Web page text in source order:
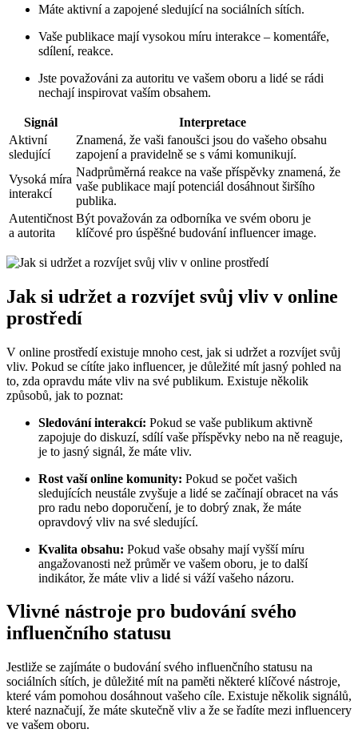
Máte aktivní a zapojené sledující na sociálních sítích.
Vaše publikace mají vysokou míru interakce – komentáře,
sdílení, reakce.
Jste považováni za autoritu ve vašem oboru a lidé se rádi
nechají inspirovat vaším obsahem.
Signál
Interpretace
Aktivní
sledující
Znamená, že vaši fanoušci jsou do vašeho obsahu
zapojení a pravidelně se s vámi komunikují.
Vysoká míra
interakcí
Nadprůměrná reakce na vaše příspěvky znamená, že
vaše publikace mají potenciál dosáhnout širšího
publika.
Autentičnost
a autorita
Být považován za odborníka ve svém oboru je
klíčové pro úspěšné budování influencer image.
Jak si udržet a rozvíjet svůj vliv v online
prostředí
V online prostředí existuje mnoho cest, jak si udržet a rozvíjet svůj
vliv. Pokud se cítíte jako influencer, je důležité mít jasný pohled na
to, zda opravdu máte vliv na své publikum. Existuje několik
způsobů, jak to poznat:
Sledování interakcí: Pokud se vaše publikum aktivně
zapojuje do diskuzí, sdílí vaše příspěvky nebo na ně reaguje,
je to jasný signál, že máte vliv.
Rost vaší online komunity: Pokud se počet vašich
sledujících neustále zvyšuje a lidé se začínají obracet na vás
pro radu nebo doporučení, je to dobrý znak, že máte
opravdový vliv na své sledující.
Kvalita obsahu: Pokud vaše obsahy mají vyšší míru
angažovanosti než průměr ve vašem oboru, je to další
indikátor, že máte vliv a lidé si váží vašeho názoru.
Vlivné nástroje pro budování svého
influenčního statusu
Jestliže se zajímáte o budování svého influenčního statusu na
sociálních sítích, je důležité mít na paměti některé klíčové nástroje,
které vám pomohou dosáhnout vašeho cíle. Existuje několik signálů,
které naznačují, že máte skutečně vliv a že se řadíte mezi influencery
ve vašem oboru.